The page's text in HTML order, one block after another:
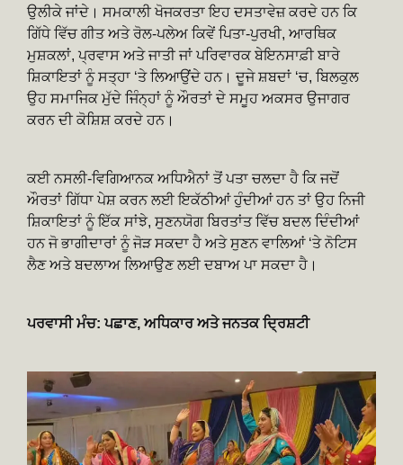
ਉਲੀਕੇ ਜਾਂਦੇ। ਸਮਕਾਲੀ ਖੋਜਕਰਤਾ ਇਹ ਦਸਤਾਵੇਜ਼ ਕਰਦੇ ਹਨ ਕਿ
ਗਿੱਧੇ ਵਿੱਚ ਗੀਤ ਅਤੇ ਰੋਲ-ਪਲੇਅ ਕਿਵੇਂ ਪਿਤਾ-ਪੁਰਖੀ, ਆਰਥਿਕ
ਮੁਸ਼ਕਲਾਂ, ਪ੍ਰਵਾਸ ਅਤੇ ਜਾਤੀ ਜਾਂ ਪਰਿਵਾਰਕ ਬੇਇਨਸਾਫ਼ੀ ਬਾਰੇ
ਸ਼ਿਕਾਇਤਾਂ ਨੂੰ ਸਤ੍ਹਾ ‘ਤੇ ਲਿਆਉਂਦੇ ਹਨ। ਦੂਜੇ ਸ਼ਬਦਾਂ ‘ਚ, ਬਿਲਕੁਲ
ਉਹ ਸਮਾਜਿਕ ਮੁੱਦੇ ਜਿੰਨ੍ਹਾਂ ਨੂੰ ਔਰਤਾਂ ਦੇ ਸਮੂਹ ਅਕਸਰ ਉਜਾਗਰ
ਕਰਨ ਦੀ ਕੋਸ਼ਿਸ਼ ਕਰਦੇ ਹਨ।
ਕਈ ਨਸਲੀ-ਵਿਗਿਆਨਕ ਅਧਿਐਨਾਂ ਤੋਂ ਪਤਾ ਚਲਦਾ ਹੈ ਕਿ ਜਦੋਂ
ਔਰਤਾਂ ਗਿੱਧਾ ਪੇਸ਼ ਕਰਨ ਲਈ ਇਕੱਠੀਆਂ ਹੁੰਦੀਆਂ ਹਨ ਤਾਂ ਉਹ ਨਿਜੀ
ਸ਼ਿਕਾਇਤਾਂ ਨੂੰ ਇੱਕ ਸਾਂਝੇ, ਸੁਣਨਯੋਗ ਬਿਰਤਾਂਤ ਵਿੱਚ ਬਦਲ ਦਿੰਦੀਆਂ
ਹਨ ਜੋ ਭਾਗੀਦਾਰਾਂ ਨੂੰ ਜੋੜ ਸਕਦਾ ਹੈ ਅਤੇ ਸੁਣਨ ਵਾਲਿਆਂ ‘ਤੇ ਨੋਟਿਸ
ਲੈਣ ਅਤੇ ਬਦਲਾਅ ਲਿਆਉਣ ਲਈ ਦਬਾਅ ਪਾ ਸਕਦਾ ਹੈ।
ਪਰਵਾਸੀ ਮੰਚ: ਪਛਾਣ, ਅਧਿਕਾਰ ਅਤੇ ਜਨਤਕ ਦ੍ਰਿਸ਼ਟੀ